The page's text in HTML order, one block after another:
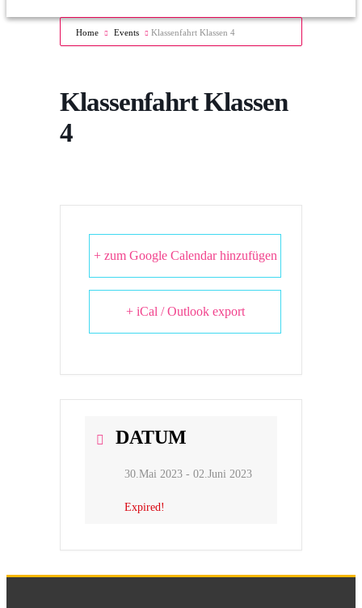
Home Events Klassenfahrt Klassen 4
Klassenfahrt Klassen
4
+ zum Google Calendar hinzufügen
+ iCal / Outlook export
DATUM
30.Mai 2023 - 02.Juni 2023
Expired!